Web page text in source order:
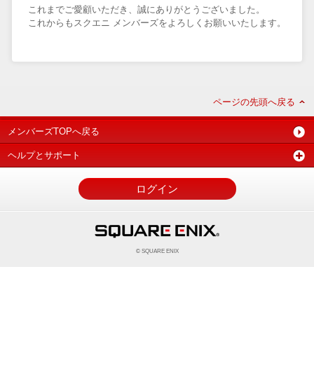
これまでご愛顧いただき、誠にありがとうございました。
これからもスクエニ メンバーズをよろしくお願いいたします。
ページの先頭へ戻る
メンバーズTOPへ戻る
ヘルプとサポート
ログイン
© SQUARE ENIX